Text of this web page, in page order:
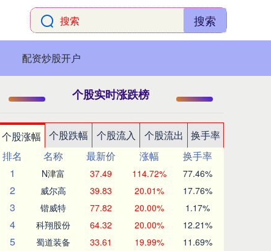
搜索
配资炒股开户
个股实时涨跌榜
个股涨幅 个股跌幅 个股流入 个股流出
换手率
排名
名称 最新价 涨幅
换手率
1
N津富 37.49 114.72% 77.46%
2 威尔高 39.83 20.01% 17.76%
3 锴威特 77.82 20.00% 1.17%
4 科翔股份 64.32 20.00% 12.21%
5 蜀道装备 33.61 19.99% 11.69%